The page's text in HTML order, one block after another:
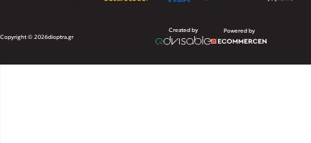
Copyright © 2026dioptra.gr
Created by Powered by